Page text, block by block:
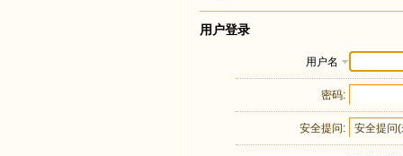
用户登录
用户名
密码:
安全提问: